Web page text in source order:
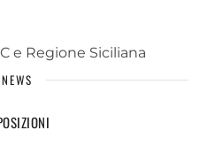
e Regione Siciliana
NEWS